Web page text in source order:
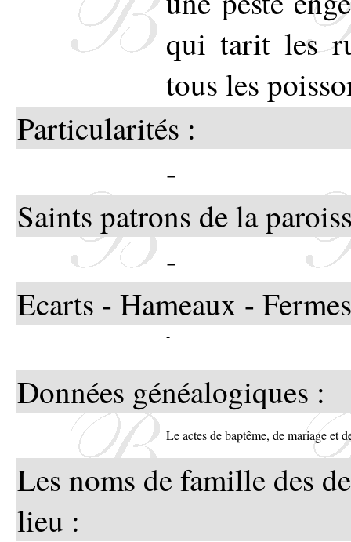
qui tarit les
tous les
Particularités :
-
Saints patrons de la
-
Ecarts - Hameaux -
-
Données généalogiques :
Le actes de baptême, de mariage et
Les noms de famille des
lieu :